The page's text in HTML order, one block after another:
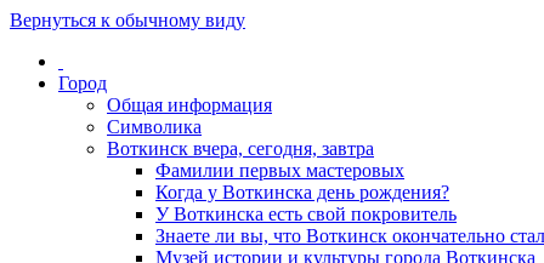
Вернуться к обычному виду
Город
Общая информация
Символика
Воткинск вчера, сегодня, завтра
Фамилии первых мастеровых
Когда у Воткинска день рождения?
У Воткинска есть свой покровитель
Знаете ли вы, что Воткинск окончательно
Музей истории и культуры города Воткинска